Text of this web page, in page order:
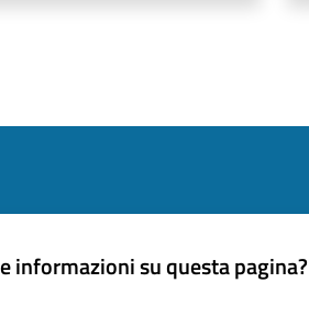
informazioni su questa pagina?